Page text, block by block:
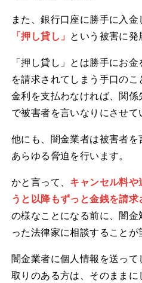
また、銀行口座に勝手に入
「押し貸し」 という被害に発
「押し貸し」とは勝手にお
を請求されてしまう手口の
金利を支払わなければ、関
で被害者を言いなりにさせて
他にも、闇金業者は被害者を
あらゆる脅迫を行います。
かと言って、 キャンセル料や
うと以降もずっと金銭を請
の様なことになる前に、闇
った法律家に相談することが
闇金業者に個人情報を送って
取りのある方は、そのまま